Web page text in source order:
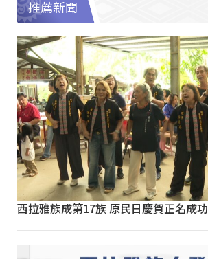
推薦新聞
西拉雅族成第17族 原民日慶賀正名成功